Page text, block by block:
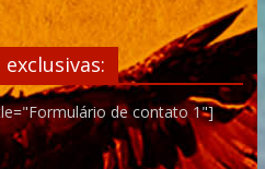
de contato 1"]